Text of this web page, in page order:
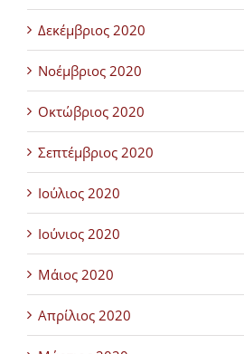
Δεκέμβριος 2020
Νοέμβριος 2020
Οκτώβριος 2020
Σεπτέμβριος 2020
Ιούλιος 2020
Ιούνιος 2020
Μάιος 2020
Απρίλιος 2020